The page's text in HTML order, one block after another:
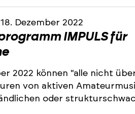
18. Dezember 2022
IMPULS für
2022 können "alle nicht
von aktiven
oder